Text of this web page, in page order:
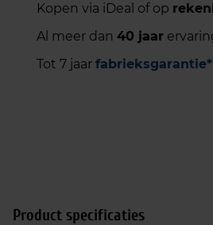
Kopen via iDeal of op
Al meer dan 40 jaar
Tot 7 jaar fabrieksgarantie*
Product specificaties